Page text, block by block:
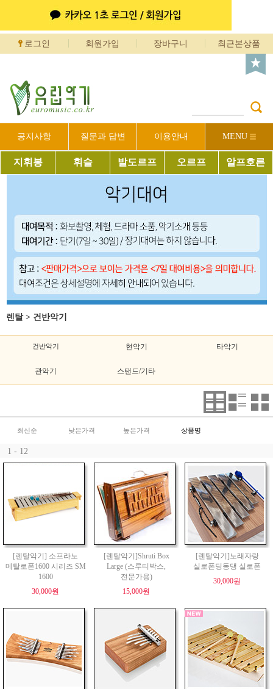
로그인 회원가입 장바구니 최근본상품
공지사항 질문과 답변 이용안내 MENU
지휘봉 휘슬 발도르프 오르프 알프호른
렌탈> 건반악기
건반악기 현악기 타악기
관악기 스탠드/기타
최신순 낮은가격 높은가격 상품명
1 - 12
[렌탈악기] 소프라노
메탈로폰1600 시리즈 SM
1600
30,000원
[렌탈악기]Shruti Box
Large (스루티박스,
전문가용)
15,000원
[렌탈악기]노래자랑
실로폰딩동댕 실로폰
30,000원